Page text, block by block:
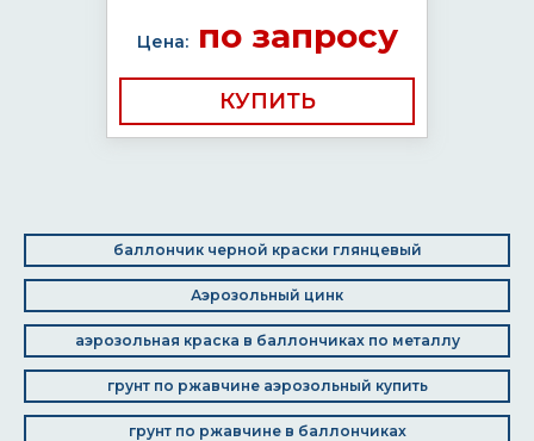
Цена:по запросу
КУПИТЬ
баллончик черной краски глянцевый
Аэрозольный цинк
аэрозольная краска в баллончиках по металлу
грунт по ржавчине аэрозольный купить
грунт по ржавчине в баллончиках